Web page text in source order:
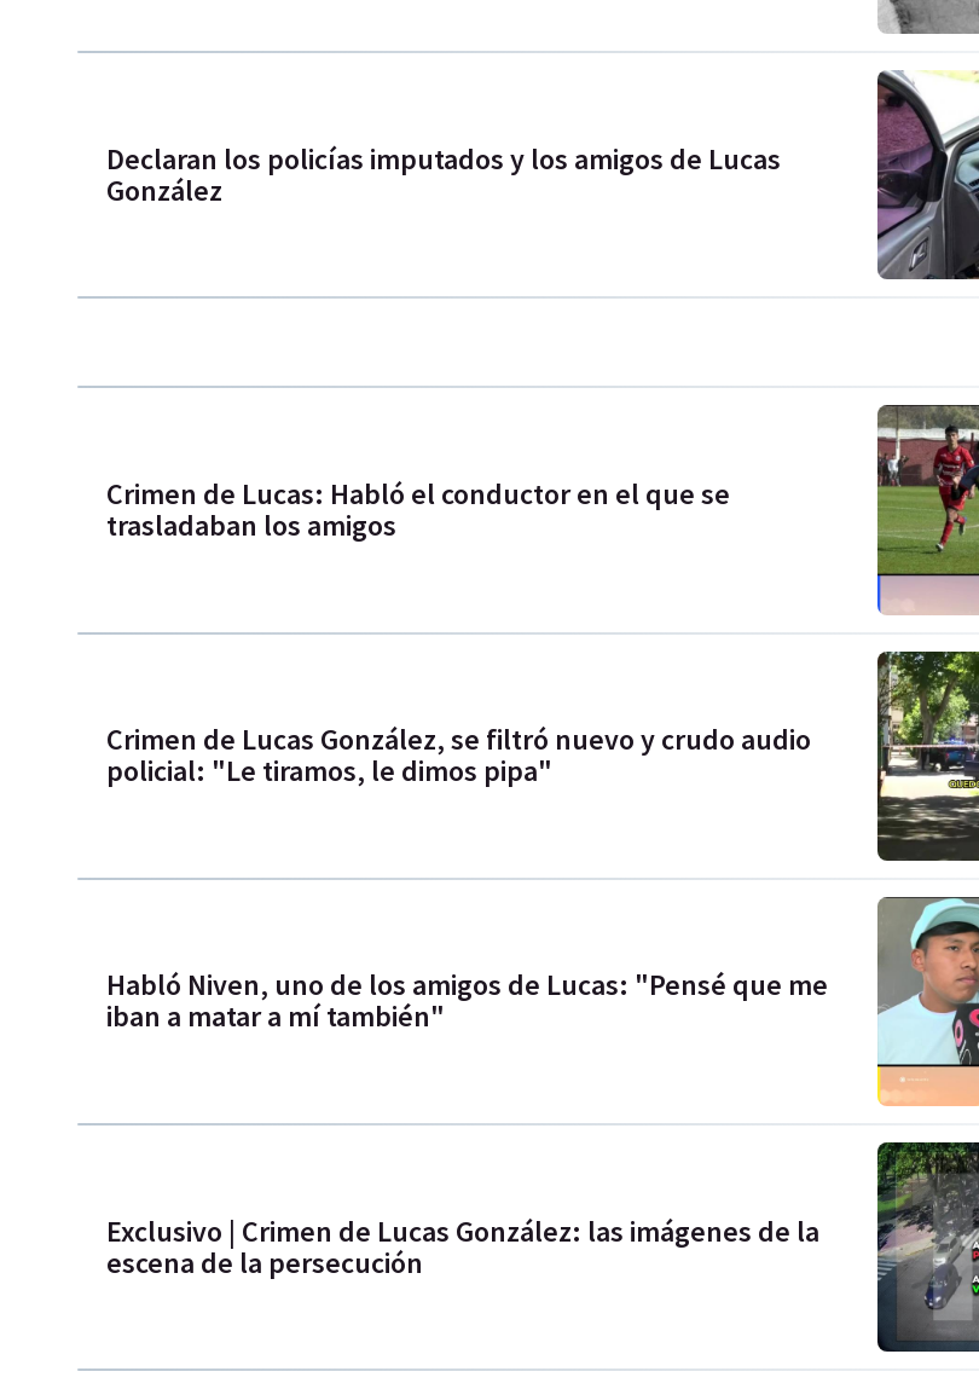
Declaran los policías imputados y los amigos de Lucas
González
Crimen de Lucas: Habló el conductor en el que se
trasladaban los amigos
Crimen de Lucas González, se filtró nuevo y crudo audio
policial: "Le tiramos, le dimos pipa"
Habló Niven, uno de los amigos de Lucas: "Pensé que me
iban a matar a mí también"
Exclusivo | Crimen de Lucas González: las imágenes de la
escena de la persecución